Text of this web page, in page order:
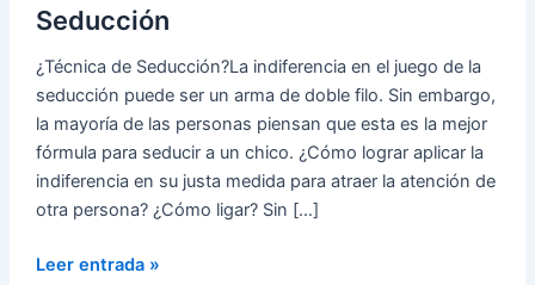
Seducción
¿Técnica de Seducción?La indiferencia en el juego de la
seducción puede ser un arma de doble filo. Sin embargo,
la mayoría de las personas piensan que esta es la mejor
fórmula para seducir a un chico. ¿Cómo lograr aplicar la
indiferencia en su justa medida para atraer la atención de
otra persona? ¿Cómo ligar? Sin […]
Tres
Leer entrada »